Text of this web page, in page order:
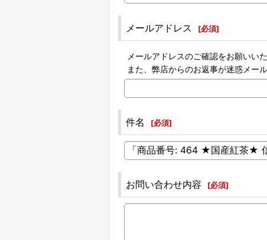
メールアドレス [必須]
メールアドレスのご確認をお願いい
また、弊店からのお返事が迷惑メー
件名 [必須]
お問い合わせ内容 [必須]